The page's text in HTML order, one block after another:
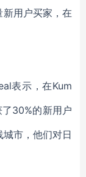
用户买家，在
表示，在Kum
30%的新用户
市，他们对日